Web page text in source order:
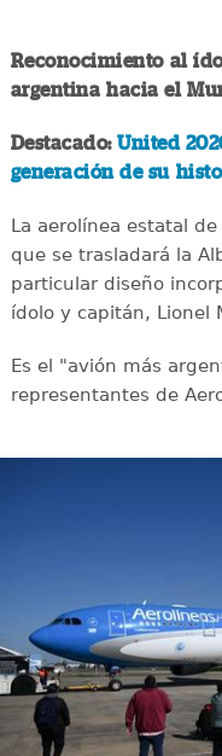
Reconocimiento al
argentina hacia el
Destacado:United
generación de su
La aerolínea estatal
que se trasladará la
particular diseño
ídolo y capitán, Lionel
Es el "avión más
representantes de